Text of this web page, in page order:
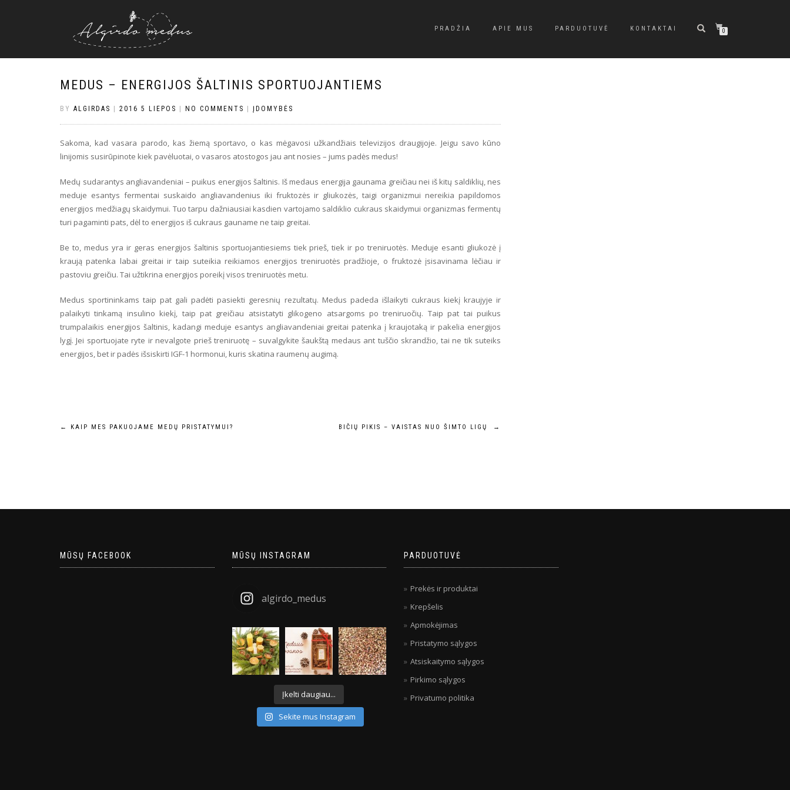
PRADŽIA APIE MUS PARDUOTUVĖ KONTAKTAI 0
MEDUS – ENERGIJOS ŠALTINIS SPORTUOJANTIEMS
BY ALGIRDAS 2016 5 LIEPOS NO COMMENTS ĮDOMYBĖS
Sakoma, kad vasara parodo, kas žiemą sportavo, o kas mėgavosi užkandžiais televizijos draugijoje. Jeigu savo kūno
linijomis susirūpinote kiek pavėluotai, o vasaros atostogos jau ant nosies – jums padės medus!
Medų sudarantys angliavandeniai – puikus energijos šaltinis. Iš medaus energija gaunama greičiau nei iš kitų saldiklių, nes
meduje esantys fermentai suskaido angliavandenius iki fruktozės ir gliukozės, taigi organizmui nereikia papildomos
energijos medžiagų skaidymui. Tuo tarpu dažniausiai kasdien vartojamo saldiklio cukraus skaidymui organizmas fermentų
turi pagaminti pats, dėl to energijos iš cukraus gauname ne taip greitai.
Be to, medus yra ir geras energijos šaltinis sportuojantiesiems tiek prieš, tiek ir po treniruotės. Meduje esanti gliukozė į
kraują patenka labai greitai ir taip suteikia reikiamos energijos treniruotės pradžioje, o fruktozė įsisavinama lėčiau ir
pastoviu greičiu. Tai užtikrina energijos poreikį visos treniruotės metu.
Medus sportininkams taip pat gali padėti pasiekti geresnių rezultatų. Medus padeda išlaikyti cukraus kiekį kraujyje ir
palaikyti tinkamą insulino kiekį, taip pat greičiau atsistatyti glikogeno atsargoms po treniruočių. Taip pat tai puikus
trumpalaikis energijos šaltinis, kadangi meduje esantys angliavandeniai greitai patenka į kraujotaką ir pakelia energijos
lygį. Jei sportuojate ryte ir nevalgote prieš treniruotę – suvalgykite šaukštą medaus ant tuščio skrandžio, tai ne tik suteiks
energijos, bet ir padės išsiskirti IGF-1 hormonui, kuris skatina raumenų augimą.
Navigacija
← KAIP MES PAKUOJAME MEDŲ PRISTATYMUI? BIČIŲ PIKIS – VAISTAS NUO ŠIMTO LIGŲ →
MŪSŲ FACEBOOK MŪSŲ INSTAGRAM
algirdo_medus
Įkelti daugiau...
Sekite mus Instagram
PARDUOTUVĖ
Prekės ir produktai
Krepšelis
Apmokėjimas
Pristatymo sąlygos
Atsiskaitymo sąlygos
Pirkimo sąlygos
Privatumo politika